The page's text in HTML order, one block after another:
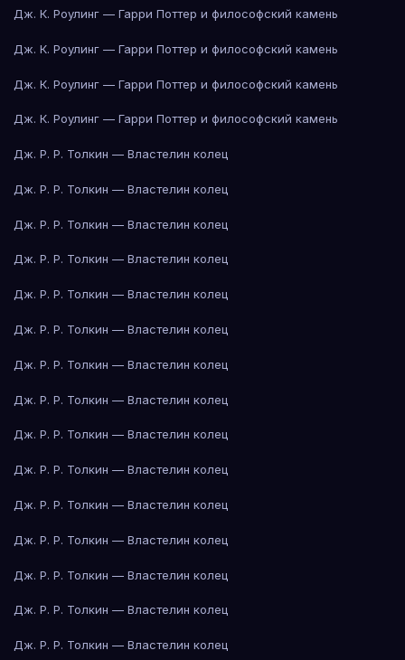
Дж. К. Роулинг — Гарри Поттер и философский камень
Дж. К. Роулинг — Гарри Поттер и философский камень
Дж. К. Роулинг — Гарри Поттер и философский камень
Дж. К. Роулинг — Гарри Поттер и философский камень
Дж. Р. Р. Толкин — Властелин колец
Дж. Р. Р. Толкин — Властелин колец
Дж. Р. Р. Толкин — Властелин колец
Дж. Р. Р. Толкин — Властелин колец
Дж. Р. Р. Толкин — Властелин колец
Дж. Р. Р. Толкин — Властелин колец
Дж. Р. Р. Толкин — Властелин колец
Дж. Р. Р. Толкин — Властелин колец
Дж. Р. Р. Толкин — Властелин колец
Дж. Р. Р. Толкин — Властелин колец
Дж. Р. Р. Толкин — Властелин колец
Дж. Р. Р. Толкин — Властелин колец
Дж. Р. Р. Толкин — Властелин колец
Дж. Р. Р. Толкин — Властелин колец
Дж. Р. Р. Толкин — Властелин колец